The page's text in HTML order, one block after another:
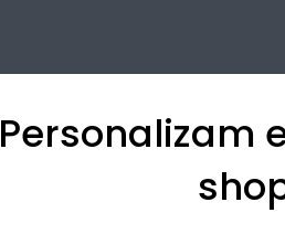
Personalizam
Detalii tehnice